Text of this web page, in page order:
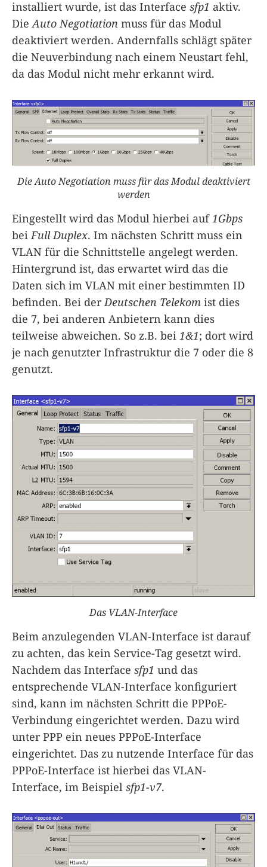
installiert wurde, ist das Interface sfp1 aktiv.
Die Auto Negotiation muss für das Modul
deaktiviert werden. Andernfalls schlägt später
die Neuverbindung nach einem Neustart fehl,
da das Modul nicht mehr erkannt wird.
Die Auto Negotiation muss für das Modul deaktiviert
werden
Eingestellt wird das Modul hierbei auf1Gbps
beiFull Duplex. Im nächsten Schritt muss ein
VLAN für die Schnittstelle angelegt werden.
Hintergrund ist, das erwartet wird das die
Daten sich im VLAN mit einer bestimmten ID
befinden. Bei derDeutschen Telekom ist dies
die 7, bei anderen Anbietern kann dies
teilweise abweichen. So z.B. bei 1&1; dort wird
je nach genutzter Infrastruktur die 7 oder die 8
genutzt.
Das VLAN-Interface
Beim anzulegenden VLAN-Interface ist darauf
zu achten, das kein Service-Tag gesetzt wird.
Nachdem das Interface sfp1 und das
entsprechende VLAN-Interface konfiguriert
sind, kann im nächsten Schritt die PPPoE-
Verbindung eingerichtet werden. Dazu wird
unter PPP ein neues PPPoE-Interface
eingerichtet. Das zu nutzende Interface für das
PPPoE-Interface ist hierbei das VLAN-
Interface, im Beispiel sfp1-v7.